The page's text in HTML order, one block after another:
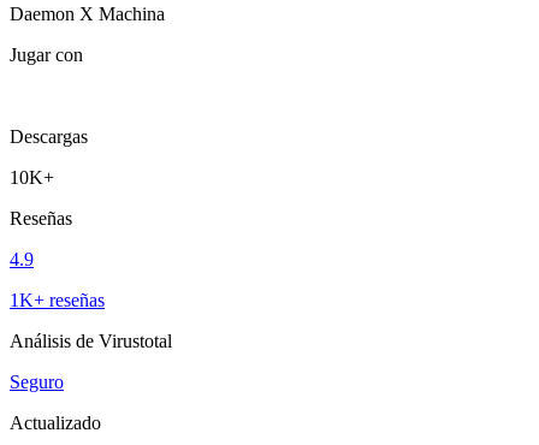
Daemon X Machina
Jugar con
Descargas
10K+
Reseñas
4.9
1K+ reseñas
Análisis de Virustotal
Seguro
Actualizado